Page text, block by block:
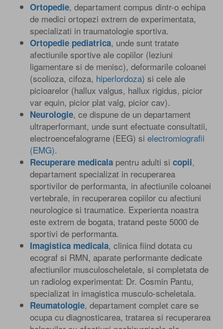
Ortopedie, departament compus dintr-o echipa
de medici ortopezi extrem de experimentata,
specializati in traumatologie sportiva.
Ortopedie pediatrica, unde sunt tratate
afectiunile sportive ale copiilor (leziuni
ligamentare si de menisc), deformarile coloanei
(scolioza, cifoza, hiperlordoza) si cele ale
picioarelor (hallux valgus, hallux rigidus, picior
var equin, picior plat valg, picior cav).
Neurologie, ce dispune de un departament
ultraperformant, unde sunt efectuate consultatii,
electroencefalograme (EEG) si electromiografii
(EMG).
Recuperare medicala pentru adulti si copii,
departament specializat in recuperarea
sportivilor de performanta, in afectiunile coloanei
vertebrale, in recuperarea copiilor cu afectiuni
neurologice si traumatice. Experienta noastra
este extrem de bogata, tratand peste 5000 de
sportivi de performanta.
Imagistica medicala, clinica fiind dotata cu
ecograf si RMN, aparate performante dedicate
afectiunilor musculoscheletale, si completata de
un radiolog experimentat: Dr. Cosmin Pantu,
specializat in imagistica musculo-scheletala.
Reumatologie, departament complet care se
ocupa cu diagnosticarea, tratarea si recuperarea